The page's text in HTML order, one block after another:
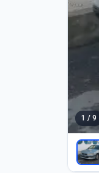
1 / 9